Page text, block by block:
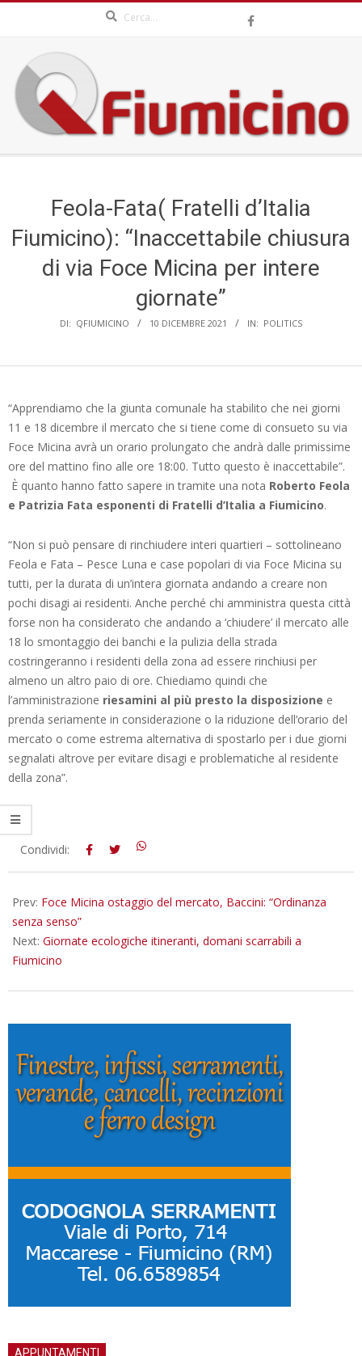
content
QFIUMICINO.COM
Feola-Fata( Fratelli d’Italia
Fiumicino): “Inaccettabile chiusura
di via Foce Micina per intere
giornate”
DI: QFIUMICINO 10 DICEMBRE 2021 IN: POLITICS
“Apprendiamo che la giunta comunale ha stabilito che nei giorni
11 e 18 dicembre il mercato che si tiene come di consueto su via
Foce Micina avrà un orario prolungato che andrà dalle primissime
ore del mattino fino alle ore 18:00. Tutto questo è inaccettabile”.
È quanto hanno fatto sapere in tramite una nota Roberto Feola
e Patrizia Fata esponenti di Fratelli d’Italia a Fiumicino.
“Non si può pensare di rinchiudere interi quartieri – sottolineano
Feola e Fata – Pesce Luna e case popolari di via Foce Micina su
tutti, per la durata di un’intera giornata andando a creare non
pochi disagi ai residenti. Anche perché chi amministra questa città
forse non ha considerato che andando a ‘chiudere’ il mercato alle
18 lo smontaggio dei banchi e la pulizia della strada
costringeranno i residenti della zona ad essere rinchiusi per
almeno un altro paio di ore. Chiediamo quindi che
l’amministrazione riesamini al più presto la disposizione e
prenda seriamente in considerazione o la riduzione dell’orario del
mercato o come estrema alternativa di spostarlo per i due giorni
segnalati altrove per evitare disagi e problematiche al residente
della zona”.
2021-
Condividi:
Prev: Foce Micina ostaggio del mercato, Baccini: “Ordinanza
senza senso”
Next: Giornate ecologiche itineranti, domani scarrabili a
Fiumicino
APPUNTAMENTI